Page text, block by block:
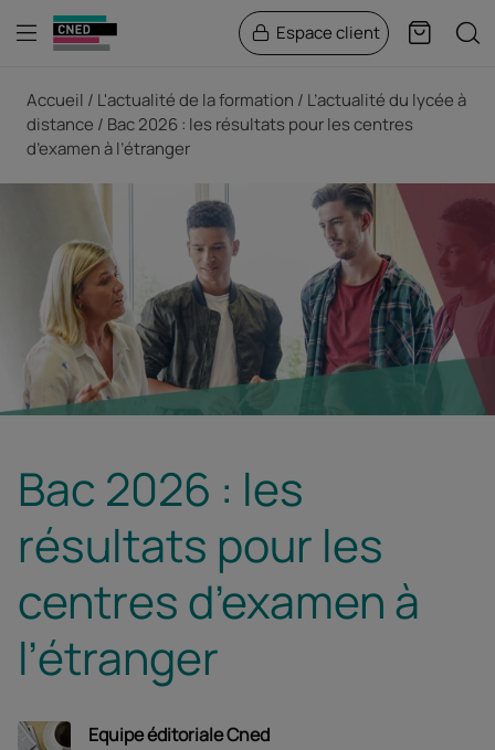
Menu Espace client Panier
Accueil L'actualité de la formation
L’actualité du lycée à
distance
Bac 2026 : les résultats pour les centres
d’examen à l’étranger
Bac 2026 : les
résultats pour les
centres d’examen à
l’étranger
Equipe éditoriale Cned